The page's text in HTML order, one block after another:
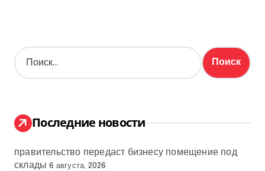
Н
а
:
Последние новости
правительство передаст бизнесу помещение под
склады 6 августа, 2026